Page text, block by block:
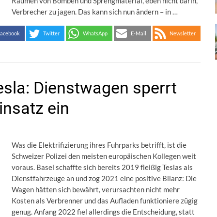
Verbrecher zu jagen. Das kann sich nun ändern – in …
Twitter WhatsApp E-Mail Newsletter
Dienstwagen sperrt
ein
Was die Elektrifizierung ihres Fuhrparks betrifft, ist die
Schweizer Polizei den meisten europäischen Kollegen weit
voraus. Basel schaffte sich bereits 2019 fleißig Teslas als
Dienstfahrzeuge an und zog 2021 eine positive Bilanz: Die
Wagen hätten sich bewährt, verursachten nicht mehr
Kosten als Verbrenner und das Aufladen funktioniere zügig
genug. Anfang 2022 fiel allerdings die Entscheidung, statt